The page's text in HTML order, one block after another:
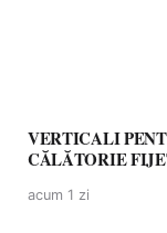
VERTICALI
CĂLĂTORIE
acum 1 zi